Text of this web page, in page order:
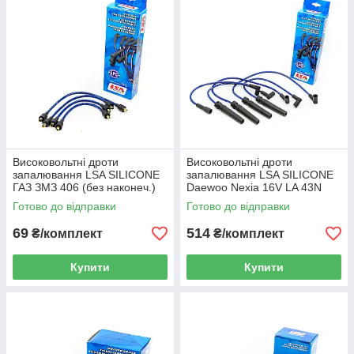
Високовольтні дроти
запалювання LSA SILICONE
ГАЗ ЗМЗ 406 (без наконеч.)
LA 317N
Готово до відправки
69 ₴/комплект
Купити
Високовольтні дроти
запалювання LSA SILICONE
Daewoo Nexia 16V LA 43N
Готово до відправки
514 ₴/комплект
Купити